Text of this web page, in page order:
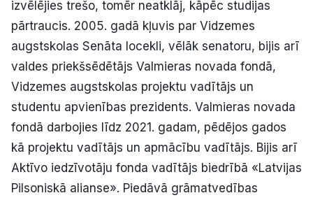
izvēlējies trešo, tomēr neatklāj, kāpēc studijas
pārtraucis. 2005. gadā kļuvis par Vidzemes
augstskolas Senāta locekli, vēlāk senatoru, bijis arī
valdes priekšsēdētājs Valmieras novada fondā,
Vidzemes augstskolas projektu vadītājs un
studentu apvienības prezidents. Valmieras novada
fondā darbojies līdz 2021. gadam, pēdējos gados
kā projektu vadītājs un apmācību vadītājs. Bijis arī
Aktīvo iedzīvotāju fonda vadītājs biedrībā «Latvijas
Pilsoniskā alianse». Piedāvā grāmatvedības